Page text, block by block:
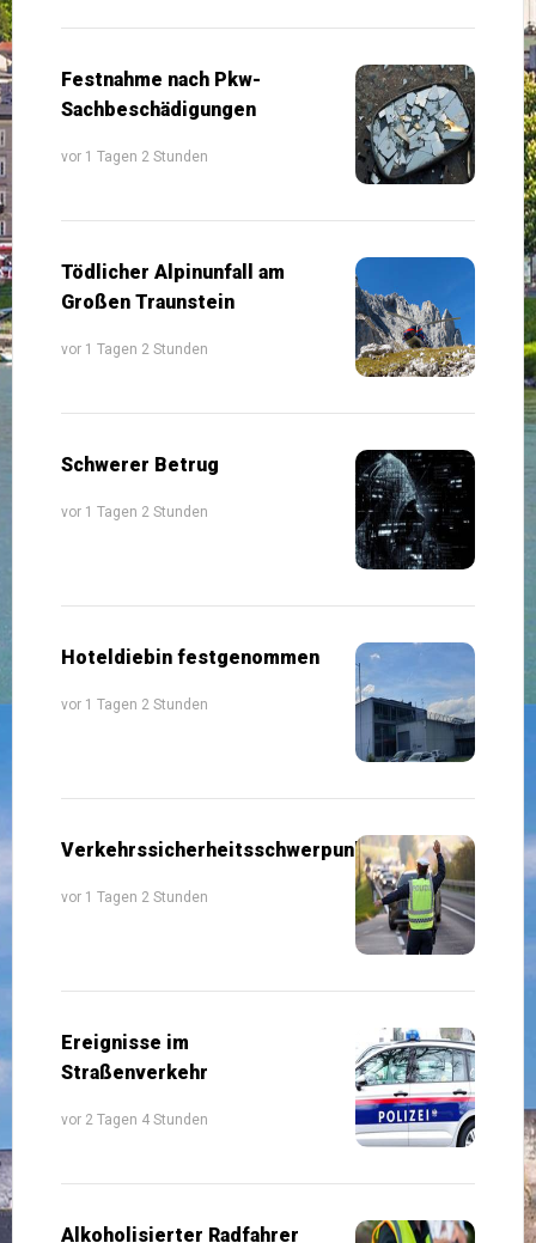
Festnahme nach Pkw-
Sachbeschädigungen
vor 1 Tagen 2 Stunden
Tödlicher Alpinunfall am
Großen Traunstein
vor 1 Tagen 2 Stunden
Schwerer Betrug
vor 1 Tagen 2 Stunden
Hoteldiebin festgenommen
vor 1 Tagen 2 Stunden
Verkehrssicherheitsschwerpunkte
vor 1 Tagen 2 Stunden
Ereignisse im
Straßenverkehr
vor 2 Tagen 4 Stunden
Alkoholisierter Radfahrer